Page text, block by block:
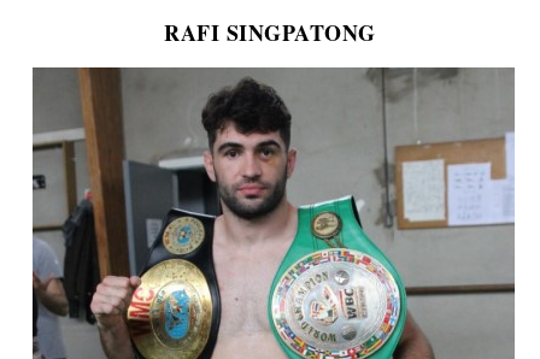
RAFI SINGPATONG